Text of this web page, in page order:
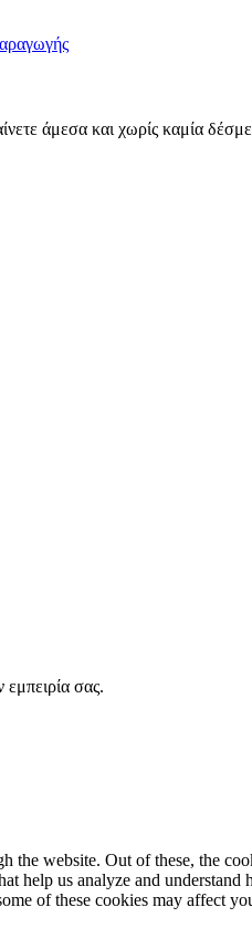
άμεσα και χωρίς καμία
σας.
website. Out of these, the
help us analyze and
of these cookies may affect